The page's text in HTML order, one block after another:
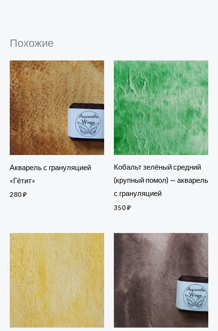
Похожие
Акварель с грануляцией
«Гётит»
280₽
Кобальт зелёный средний
(крупный помол) — акварель
с грануляцией
350₽